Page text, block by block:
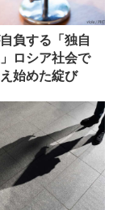
負する「独自
ロシア社会で
始めた綻び